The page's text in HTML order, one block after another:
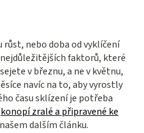
nebo doba od vyklíčení
faktorů, které
v březnu, a ne v květnu,
navíc na to, aby vyrostly
času sklízení je potřeba
konopí zralé a připravené ke
dalším článku.